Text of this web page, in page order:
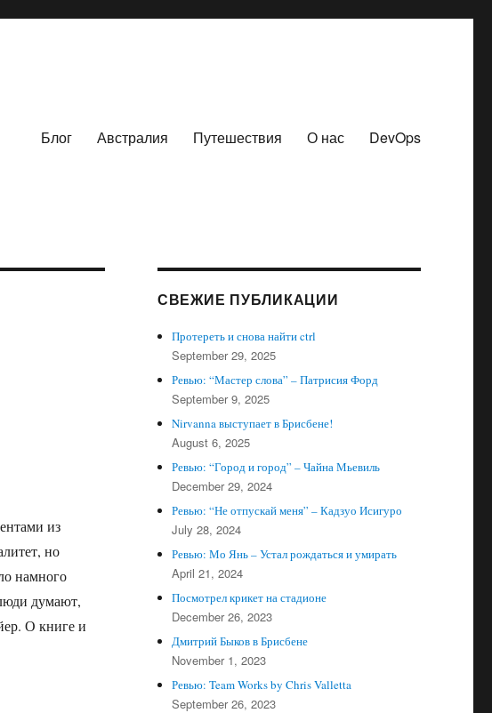
Блог Австралия Путешествия О нас DevOps
из
но
намного
думают,
О книге и
СВЕЖИЕ ПУБЛИКАЦИИ
Протереть и снова найти ctrl
September 29, 2025
Ревью: “Мастер слова” – Патрисия Форд
September 9, 2025
Nirvanna выступает в Брисбене!
August 6, 2025
Ревью: “Город и город” – Чайна Мьевиль
December 29, 2024
Ревью: “Не отпускай меня” – Кадзуо Исигуро
July 28, 2024
Ревью: Мо Янь – Устал рождаться и умирать
April 21, 2024
Посмотрел крикет на стадионе
December 26, 2023
Дмитрий Быков в Брисбене
November 1, 2023
Ревью: Team Works by Chris Valletta
September 26, 2023